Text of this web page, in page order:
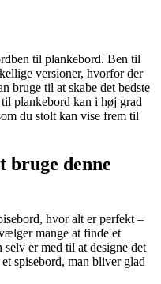
til plankebord. Ben til
versioner, hvorfor der
bruge til at skabe det bedste
plankebord kan i høj grad
du stolt kan vise frem til
bruge denne
hvor alt er perfekt –
mange at finde et
er med til at designe det
spisebord, man bliver glad